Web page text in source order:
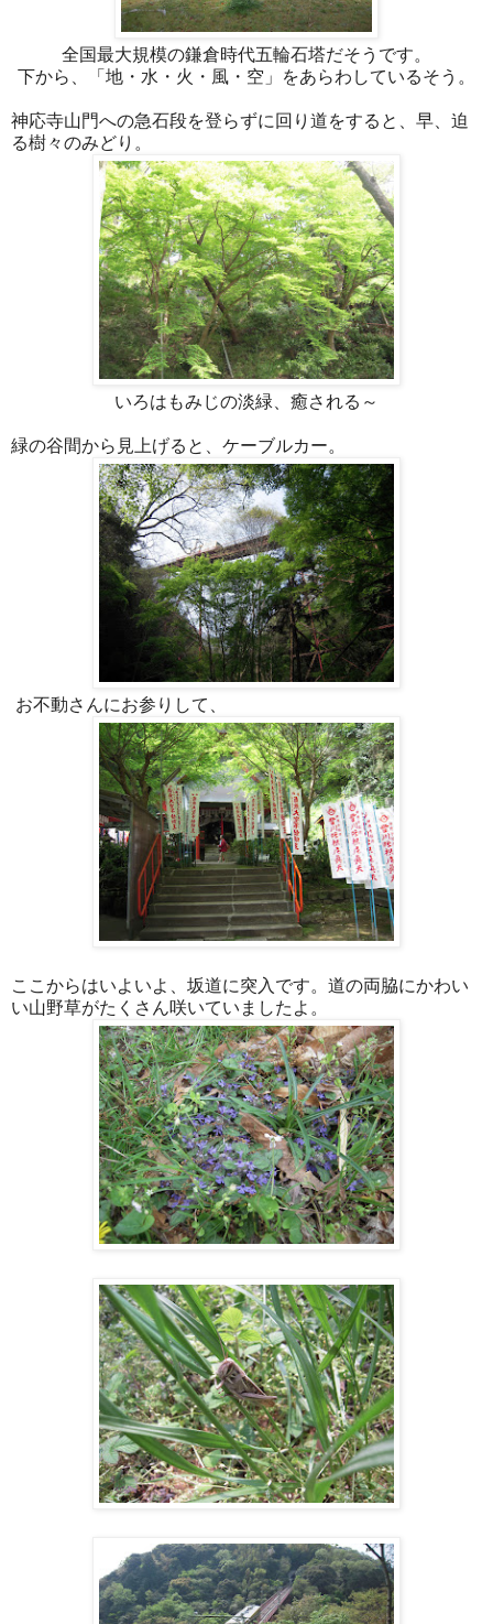
全国最大規模の鎌倉時代五輪石塔だそうです。
下から、「地・水・火・風・空」をあらわしているそう。
神応寺山門への急石段を登らずに回り道をすると、早、迫
る樹々のみどり。
いろはもみじの淡緑、癒される～
緑の谷間から見上げると、ケーブルカー。
お不動さんにお参りして、
ここからはいよいよ、坂道に突入です。道の両脇にかわい
い山野草がたくさん咲いていましたよ。